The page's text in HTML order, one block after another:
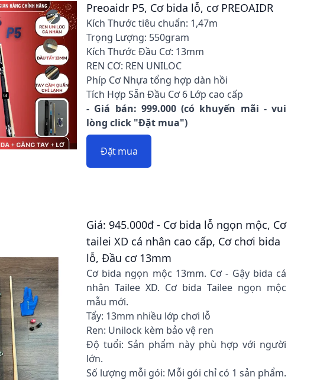
Preoaidr P5, Cơ bida lỗ, cơ PREOAIDR
Kích Thước tiêu chuẩn: 1,47m
Trọng Lượng: 550gram
Kích Thước Đầu Cơ: 13mm
REN CƠ: REN UNILOC
Phíp Cơ Nhựa tổng hợp dàn hồi
Tích Hợp Sẵn Đầu Cơ 6 Lớp cao cấp
- Giá bán: 999.000 (có khuyến mãi - vui
lòng click "Đặt mua")
Đặt mua
Giá: 945.000đ - Cơ bida lỗ ngọn mộc, Cơ
tailei XD cá nhân cao cấp, Cơ chơi bida
lỗ, Đầu cơ 13mm
Cơ bida ngọn mộc 13mm. Cơ - Gậy bida cá
nhân Tailee XD. Cơ bida Tailee ngọn mộc
mẫu mới.
Tẩy: 13mm nhiều lớp chơi lỗ
Ren: Unilock kèm bảo vệ ren
Độ tuổi: Sản phẩm này phù hợp với người
lớn.
Số lượng mỗi gói: Mỗi gói chỉ có 1 sản phẩm.